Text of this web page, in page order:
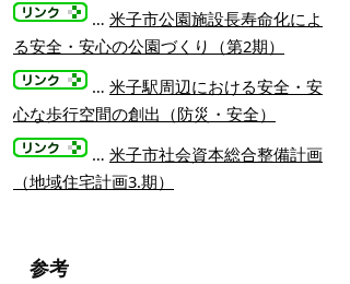
… 米子市公園施設長寿命化によ
る安全・安心の公園づくり（第2期）
… 米子駅周辺における安全・安
心な歩行空間の創出（防災・安全）
… 米子市社会資本総合整備計画
（地域住宅計画3.期）
参考